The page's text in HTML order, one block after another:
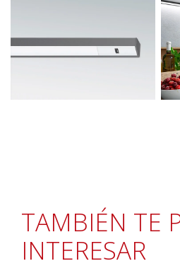
TAMBIÉN TE
INTERESAR